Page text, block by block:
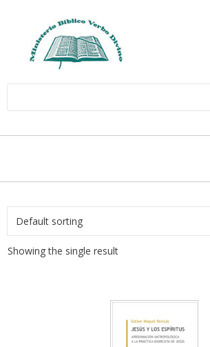
Showing the single result